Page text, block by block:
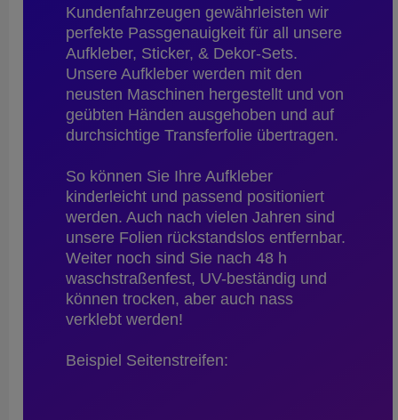
Kundenfahrzeugen gewährleisten wir
perfekte Passgenauigkeit für all unsere
Aufkleber, Sticker, & Dekor-Sets.
Unsere Aufkleber werden mit den
neusten Maschinen hergestellt und von
geübten Händen ausgehoben und auf
durchsichtige Transferfolie übertragen.
So können Sie Ihre Aufkleber
kinderleicht und passend positioniert
werden. Auch nach vielen Jahren sind
unsere Folien rückstandslos entfernbar.
Weiter noch sind Sie nach 48 h
waschstraßenfest, UV-beständig und
können trocken, aber auch nass
verklebt werden!
Beispiel Seitenstreifen: